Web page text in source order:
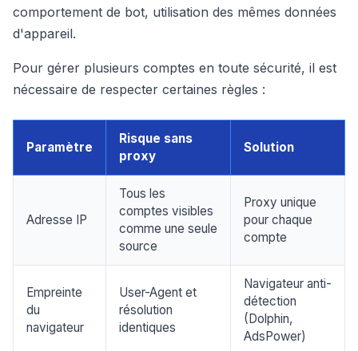
comportement de bot, utilisation des mêmes données
d'appareil.
Pour gérer plusieurs comptes en toute sécurité, il est
nécessaire de respecter certaines règles :
Paramètre
Risque sans
proxy
Solution
Adresse IP
Tous les
comptes visibles
comme une seule
source
Proxy unique
pour chaque
compte
Empreinte
du
navigateur
User-Agent et
résolution
identiques
Navigateur anti-
détection
(Dolphin,
AdsPower)